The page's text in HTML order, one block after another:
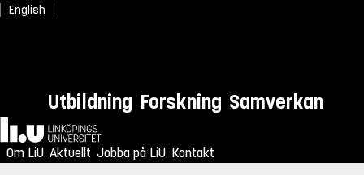
English
Utbildning Forskning Samverkan
Hem
Om LiU Aktuellt Jobba på LiU Kontakt